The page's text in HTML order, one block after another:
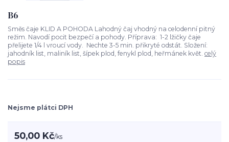
B6
Směs čaje KLID A POHODA Lahodný čaj vhodný na celodenní pitný
režim. Navodí pocit bezpečí a pohody. Příprava: 1-2 lžičky čaje
přelijete 1/4 l vroucí vody. Nechte 3-5 min. přikryté odstát. Složení:
jahodník list, maliník list, šípek plod, fenykl plod, heřmánek květ. celý
popis
Nejsme plátci DPH
50,00 Kč/ks